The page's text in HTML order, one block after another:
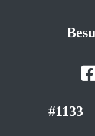
#1133